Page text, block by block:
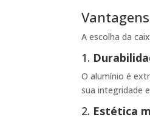
A escolha da
1.
O alumínio é
sua integridade
2. Estética